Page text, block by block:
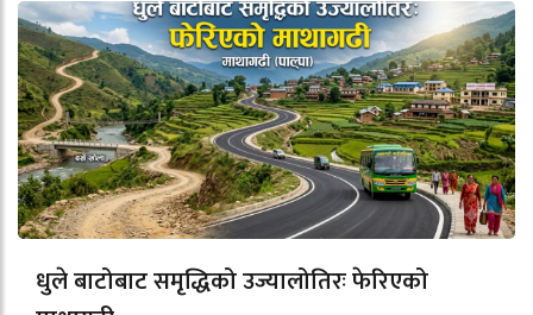
धुले बाटोबाट समृद्धिको उज्यालोतिरः फेरिएको